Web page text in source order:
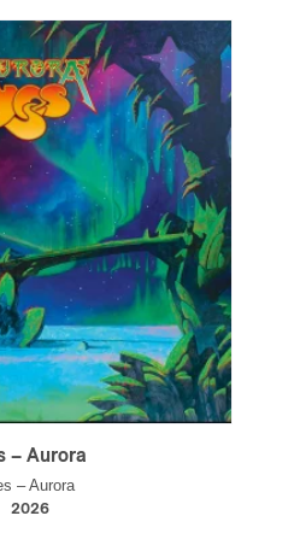
– Aurora
– Aurora
2026